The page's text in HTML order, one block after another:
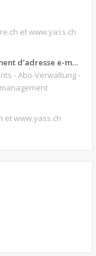
et www.yass.ch
d'adresse e-mail.
- Abo-Verwaltung -
et www.yass.ch